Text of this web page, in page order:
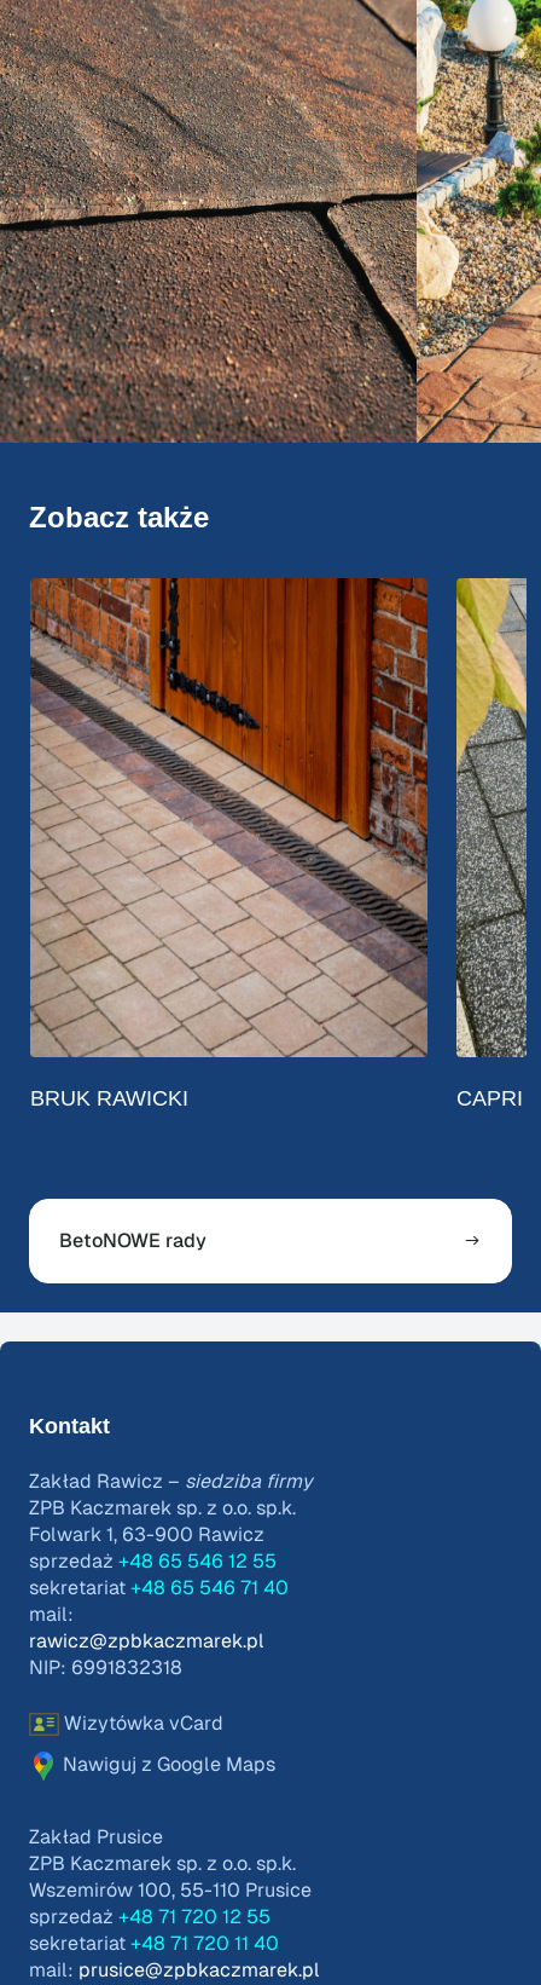
Zobacz także
BRUK RAWICKI CAPRI
BetoNOWE rady
Kontakt
Zakład Rawicz – siedziba firmy
ZPB Kaczmarek sp. z o.o. sp.k.
Folwark 1, 63-900 Rawicz
sprzedaż +48 65 546 12 55
sekretariat +48 65 546 71 40
mail:
rawicz@zpbkaczmarek.pl
NIP: 6991832318
Wizytówka vCard
Nawiguj z Google Maps
Zakład Prusice
ZPB Kaczmarek sp. z o.o. sp.k.
Wszemirów 100, 55-110 Prusice
sprzedaż +48 71 720 12 55
sekretariat +48 71 720 11 40
mail: prusice@zpbkaczmarek.pl